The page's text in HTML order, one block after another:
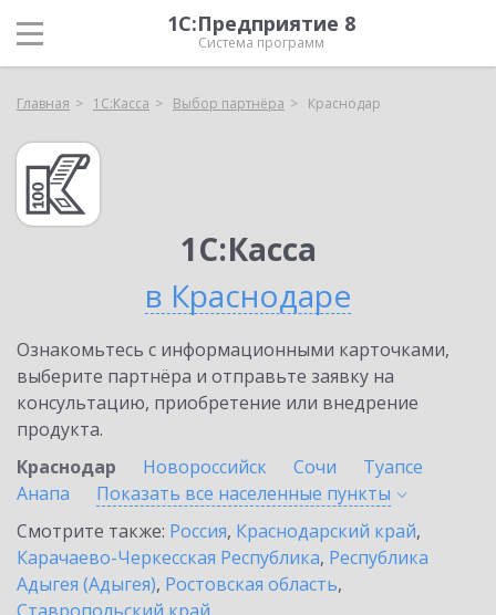
1С:Предприятие 8
Система программ
Главная 1С:Касса Выбор партнёра Краснодар
1С:Касса
в Краснодаре
Ознакомьтесь с информационными карточками,
выберите партнёра и отправьте заявку на
консультацию, приобретение или внедрение
продукта.
Краснодар
Новороссийск Сочи
Туапсе
Анапа
Показать все населенные пункты
Смотрите также: Россия, Краснодарский край,
Карачаево-Черкесская Республика, Республика
Адыгея (Адыгея), Ростовская область,